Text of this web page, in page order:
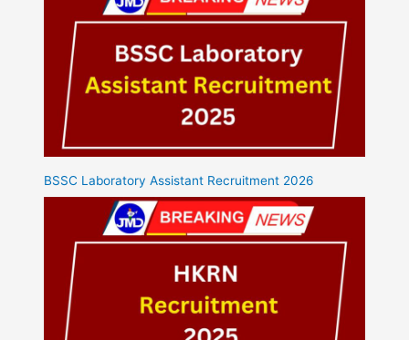
BSSC Laboratory Assistant Recruitment 2026